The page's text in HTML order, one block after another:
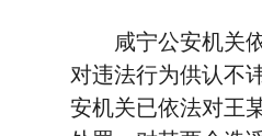
咸宁公安机关依
对违法行为供认不
安机关已依法对王